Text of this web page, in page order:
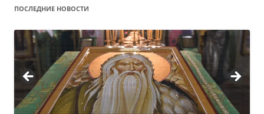
ПОСЛЕДНИЕ НОВОСТИ